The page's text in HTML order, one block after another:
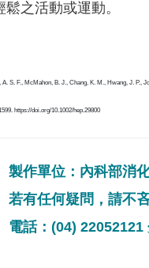
之活動或運動。
A. S. F., McMahon, B. J., Chang, K. M., Hwang, J. P.,
https://doi.org/10.1002/hep.29800
製作單位：內科部消
若有任何疑問，請不
電話：(04) 22052121